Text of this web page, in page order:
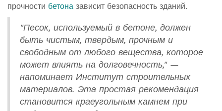
прочности бетона зависит безопасность зданий.
"Песок, используемый в бетоне, должен
быть чистым, твердым, прочным и
свободным от любого вещества, которое
может влиять на долговечность," —
напоминает Институт строительных
материалов. Эта простая рекомендация
становится краеугольным камнем при